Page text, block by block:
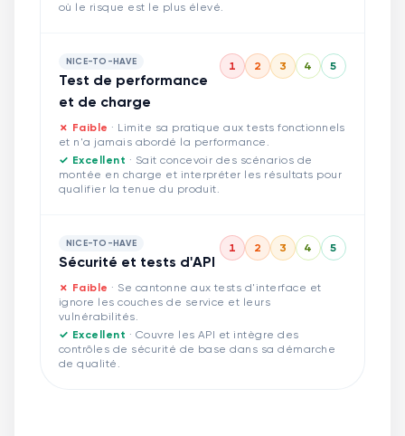
où le risque est le plus élevé.
NICE-TO-HAVE
Test de performance
et de charge
1 2 3 4 5
✗ Faible · Limite sa pratique aux tests fonctionnels
et n'a jamais abordé la performance.
✓ Excellent · Sait concevoir des scénarios de
montée en charge et interpréter les résultats pour
qualifier la tenue du produit.
NICE-TO-HAVE
Sécurité et tests d'API
1 2 3 4 5
✗ Faible · Se cantonne aux tests d'interface et
ignore les couches de service et leurs
vulnérabilités.
✓ Excellent · Couvre les API et intègre des
contrôles de sécurité de base dans sa démarche
de qualité.